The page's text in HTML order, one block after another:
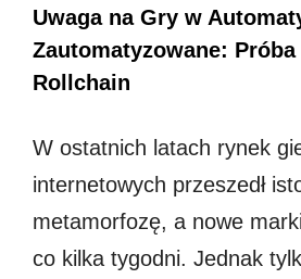
Uwaga na Gry w
Zautomatyzowane:
Rollchain
W ostatnich latach rynek
internetowych przeszedł
metamorfozę, a nowe
co kilka tygodni. Jednak